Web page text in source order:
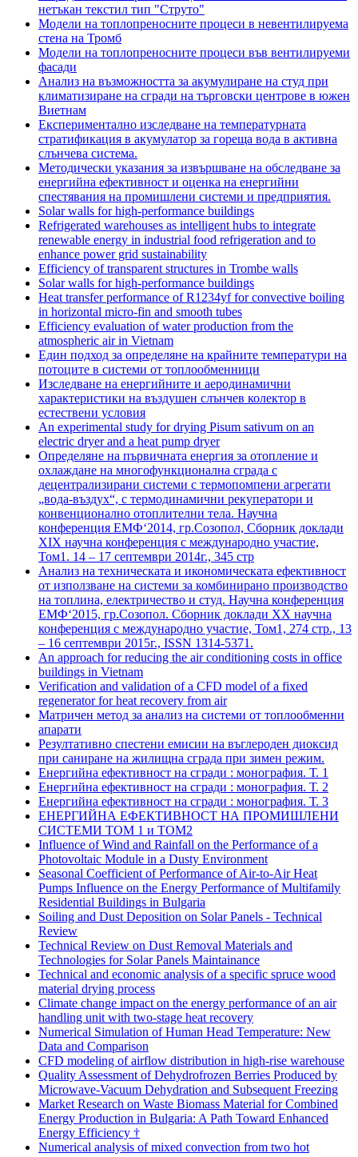
нетъкан текстил тип "Струто"
Модели на топлопреносните процеси в невентилируема
стена на Тромб
Модели на топлопреносните процеси във вентилируеми
фасади
Анализ на възможността за акумулиране на студ при
климатизиране на сгради на търговски центрове в южен
Виетнам
Експериментално изследване на температурната
стратификация в акумулатор за гореща вода в активна
слънчева система.
Методически указания за извършване на обследване за
енергийна ефективност и оценка на енергийни
спестявания на промишлени системи и предприятия.
Solar walls for high-performance buildings
Refrigerated warehouses as intelligent hubs to integrate
renewable energy in industrial food refrigeration and to
enhance power grid sustainability
Efficiency of transparent structures in Trombe walls
Solar walls for high-performance buildings
Heat transfer performance of R1234yf for convective boiling
in horizontal micro-fin and smooth tubes
Efficiency evaluation of water production from the
atmospheric air in Vietnam
Един подход за определяне на крайните температури на
потоците в системи от топлообменници
Изследване на енергийните и аеродинамични
характеристики на въздушен слънчев колектор в
естествени условия
An experimental study for drying Pisum sativum on an
electric dryer and a heat pump dryer
Определяне на първичната енергия за отопление и
охлаждане на многофункционална сграда с
децентрализирани системи с термопомпени агрегати
„вода-въздух“, с термoдинамични рекуператори и
конвенционално отоплителни тела. Научна
конференция ЕМФ‘2014, гр.Созопол, Сборник доклади
XIX научна конференция с международно участие,
Том1. 14 – 17 септември 2014г., 345 стр
Анализ на техническата и икономическата ефективност
от използване на системи за комбинирано производство
на топлина, електричество и студ. Научна конференция
ЕМФ‘2015, гр.Созопол. Сборник доклади XX научна
конференция с международно участие, Том1, 274 стр., 13
– 16 септември 2015г., ISSN 1314-5371.
An approach for reducing the air conditioning costs in office
buildings in Vietnam
Verification and validation of a CFD model of a fixed
regenerator for heat recovery from air
Матричен метод за анализ на системи от топлообменни
апарати
Резултативно спестени емисии на въглероден диоксид
при саниране на жилищна сграда при зимен режим.
Енергийна ефективност на сгради : монография. Т. 1
Енергийна ефективност на сгради : монография. Т. 2
Енергийна ефективност на сгради : монография. Т. 3
ЕНЕРГИЙНА ЕФЕКТИВНОСТ НА ПРОМИШЛЕНИ
СИСТЕМИ ТОМ 1 и ТОМ2
Influence of Wind and Rainfall on the Performance of a
Photovoltaic Module in a Dusty Environment
Seasonal Coefficient of Performance of Air-to-Air Heat
Pumps Influence on the Energy Performance of Multifamily
Residential Buildings in Bulgaria
Soiling and Dust Deposition on Solar Panels - Technical
Review
Technical Review on Dust Removal Materials and
Technologies for Solar Panels Maintainance
Technical and economic analysis of a specific spruce wood
material drying process
Climate change impact on the energy performance of an air
handling unit with two-stage heat recovery
Numerical Simulation of Human Head Temperature: New
Data and Comparison
CFD modeling of airflow distribution in high-rise warehouse
Quality Assessment of Dehydrofrozen Berries Produced by
Microwave-Vacuum Dehydration and Subsequent Freezing
Market Research on Waste Biomass Material for Combined
Energy Production in Bulgaria: A Path Toward Enhanced
Energy Efficiency †
Numerical analysis of mixed convection from two hot